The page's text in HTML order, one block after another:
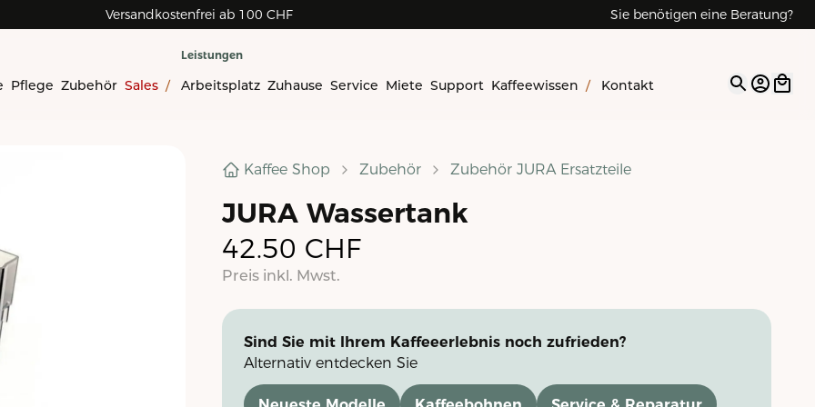
Versandkostenfrei ab 100 CHF Sie benötigen eine Beratung?
Pflege Zubehör Sales /
Leistungen
Arbeitsplatz Zuhause Service Miete Support Kaffeewissen / Kontakt Open
Kaffee Shop Zubehör Zubehör JURA Ersatzteile
JURA Wassertank
42.50 CHF
Preis inkl. Mwst.
Sind Sie mit Ihrem Kaffeeerlebnis noch zufrieden?
Alternativ entdecken Sie